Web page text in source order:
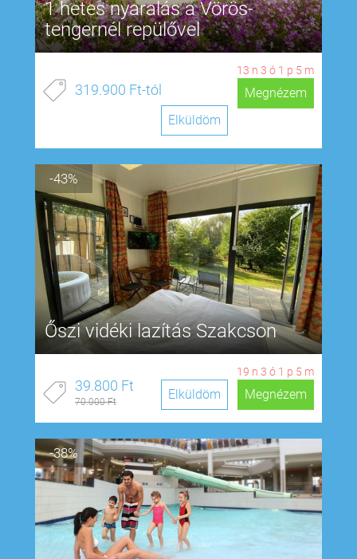
1 hetes nyaralás a Vörös-
tengernél repülővel
13 n 3 ó 1 p 4 m
319.900 Ft-tól
Megnézem
Elküldöm
-43%
Őszi vidéki lazítás Szakcson
19 n 3 ó 1 p 4 m
39.800 Ft
70.000 Ft Megnézem
Elküldöm
-38%